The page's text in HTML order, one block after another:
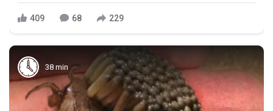
409 68 229
38 min